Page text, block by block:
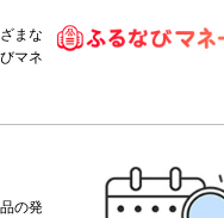
まな
マネ
の発